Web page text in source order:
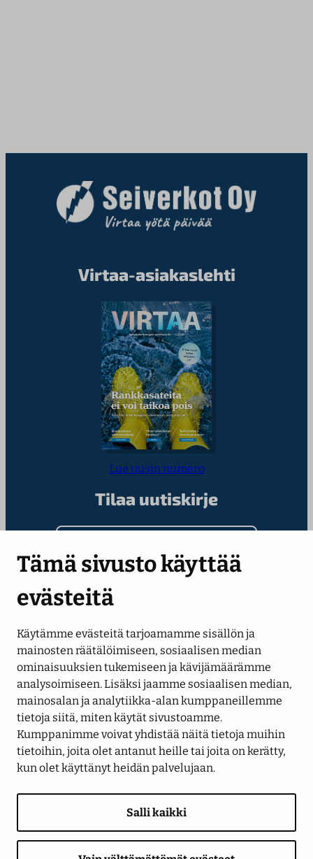
Tämä sivusto käyttää
evästeitä
Käytämme evästeitä tarjoamamme sisällön ja
mainosten räätälöimiseen, sosiaalisen median
ominaisuuksien tukemiseen ja kävijämäärämme
analysoimiseen. Lisäksi jaamme sosiaalisen median,
mainosalan ja analytiikka-alan kumppaneillemme
tietoja siitä, miten käytät sivustoamme.
Kumppanimme voivat yhdistää näitä tietoja muihin
tietoihin, joita olet antanut heille tai joita on kerätty,
kun olet käyttänyt heidän palvelujaan.
Salli kaikki
Virtaa-asiakaslehti
Lue uusin numero
Tilaa uutiskirje
Kirjoita sähköpostiosoitteesi
Seuraa meitä
LinkedIn Facebook InstagramYouTube
SaavutettavuusselosteTietosuojaseloste
Näytä evästeasetukseniAnna palautetta Ilmoituskanava